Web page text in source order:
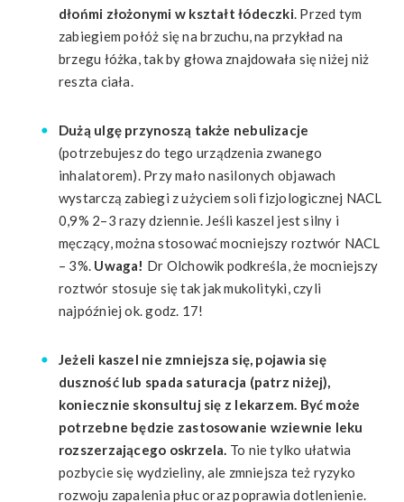
dłońmi złożonymi w kształt łódeczki. Przed tym
zabiegiem połóż się na brzuchu, na przykład na
brzegu łóżka, tak by głowa znajdowała się niżej niż
reszta ciała.
Dużą ulgę przynoszą także nebulizacje
(potrzebujesz do tego urządzenia zwanego
inhalatorem). Przy mało nasilonych objawach
wystarczą zabiegi z użyciem soli fizjologicznej NACL
0,9% 2–3 razy dziennie. Jeśli kaszel jest silny i
męczący, można stosować mocniejszy roztwór NACL
– 3%. Uwaga! Dr Olchowik podkreśla, że mocniejszy
roztwór stosuje się tak jak mukolityki, czyli
najpóźniej ok. godz. 17!
Jeżeli kaszel nie zmniejsza się, pojawia się
duszność lub spada saturacja (patrz niżej),
koniecznie skonsultuj się z lekarzem. Być może
potrzebne będzie zastosowanie wziewnie leku
rozszerzającego oskrzela. To nie tylko ułatwia
pozbycie się wydzieliny, ale zmniejsza też ryzyko
rozwoju zapalenia płuc oraz poprawia dotlenienie.